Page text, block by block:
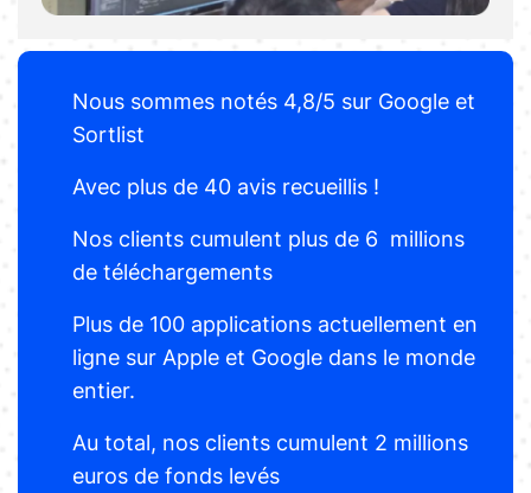
Nous sommes notés 4,8/5 sur Google et
Sortlist
Avec plus de 40 avis recueillis !
Nos clients cumulent plus de 6 millions
de téléchargements
Plus de 100 applications actuellement en
ligne sur Apple et Google dans le monde
entier.
Au total, nos clients cumulent 2 millions
euros de fonds levés